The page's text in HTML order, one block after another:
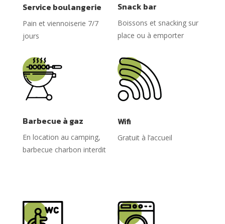
Service boulangerie
Pain et viennoiserie 7/7
jours
Snack bar
Boissons et snacking sur
place ou à emporter
Barbecue à gaz
En location au camping,
barbecue charbon interdit
Wifi
Gratuit à l’accueil